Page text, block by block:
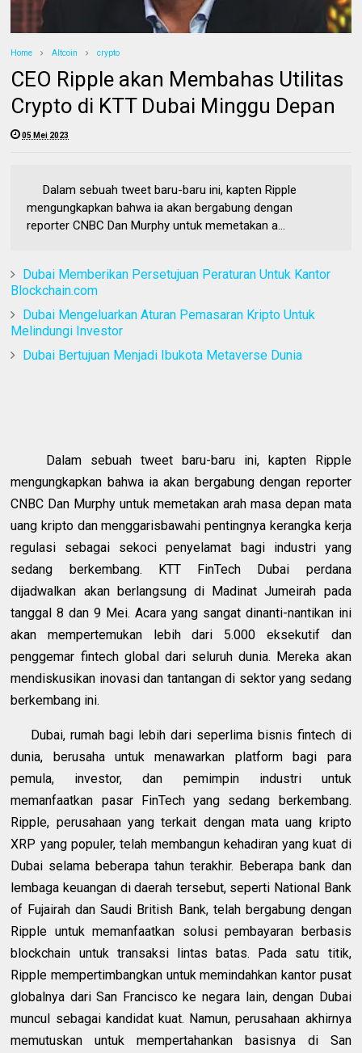
Home Altcoin crypto
CEO Ripple akan Membahas Utilitas
Crypto di KTT Dubai Minggu Depan
05 Mei 2023
Dalam sebuah tweet baru-baru ini, kapten Ripple
mengungkapkan bahwa ia akan bergabung dengan
reporter CNBC Dan Murphy untuk memetakan a...
Dubai Memberikan Persetujuan Peraturan Untuk Kantor
Blockchain.com
Dubai Mengeluarkan Aturan Pemasaran Kripto Untuk
Melindungi Investor
Dubai Bertujuan Menjadi Ibukota Metaverse Dunia
Dalam sebuah tweet baru-baru ini, kapten Ripple
mengungkapkan bahwa ia akan bergabung dengan reporter
CNBC Dan Murphy untuk memetakan arah masa depan mata
uang kripto dan menggarisbawahi pentingnya kerangka kerja
regulasi sebagai sekoci penyelamat bagi industri yang
sedang berkembang. KTT FinTech Dubai perdana
dijadwalkan akan berlangsung di Madinat Jumeirah pada
tanggal 8 dan 9 Mei. Acara yang sangat dinanti-nantikan ini
akan mempertemukan lebih dari 5.000 eksekutif dan
penggemar fintech global dari seluruh dunia. Mereka akan
mendiskusikan inovasi dan tantangan di sektor yang sedang
berkembang ini.
Dubai, rumah bagi lebih dari seperlima bisnis fintech di
dunia, berusaha untuk menawarkan platform bagi para
pemula, investor, dan pemimpin industri untuk
memanfaatkan pasar FinTech yang sedang berkembang.
Ripple, perusahaan yang terkait dengan mata uang kripto
XRP yang populer, telah membangun kehadiran yang kuat di
Dubai selama beberapa tahun terakhir. Beberapa bank dan
lembaga keuangan di daerah tersebut, seperti National Bank
of Fujairah dan Saudi British Bank, telah bergabung dengan
Ripple untuk memanfaatkan solusi pembayaran berbasis
blockchain untuk transaksi lintas batas. Pada satu titik,
Ripple mempertimbangkan untuk memindahkan kantor pusat
globalnya dari San Francisco ke negara lain, dengan Dubai
muncul sebagai kandidat kuat. Namun, perusahaan akhirnya
memutuskan untuk mempertahankan basisnya di San